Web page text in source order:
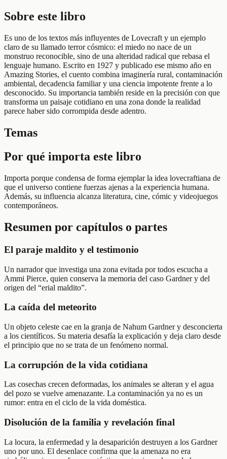
Sobre este libro
Es uno de los textos más influyentes de Lovecraft y un ejemplo
claro de su llamado terror cósmico: el miedo no nace de un
monstruo reconocible, sino de una alteridad radical que rebasa el
lenguaje humano. Escrito en 1927 y publicado ese mismo año en
Amazing Stories, el cuento combina imaginería rural, contaminación
ambiental, decadencia familiar y una ciencia impotente frente a lo
desconocido. Su importancia también reside en la precisión con que
transforma un paisaje cotidiano en una zona donde la realidad
parece haber sido corrompida desde adentro.
Temas
Por qué importa este libro
Importa porque condensa de forma ejemplar la idea lovecraftiana de
que el universo contiene fuerzas ajenas a la experiencia humana.
Además, su influencia alcanza literatura, cine, cómic y videojuegos
contemporáneos.
Resumen por capítulos o partes
El paraje maldito y el testimonio
Un narrador que investiga una zona evitada por todos escucha a
Ammi Pierce, quien conserva la memoria del caso Gardner y del
origen del “erial maldito”.
La caída del meteorito
Un objeto celeste cae en la granja de Nahum Gardner y desconcierta
a los científicos. Su materia desafía la explicación y deja claro desde
el principio que no se trata de un fenómeno normal.
La corrupción de la vida cotidiana
Las cosechas crecen deformadas, los animales se alteran y el agua
del pozo se vuelve amenazante. La contaminación ya no es un
rumor: entra en el ciclo de la vida doméstica.
Disolución de la familia y revelación final
La locura, la enfermedad y la desaparición destruyen a los Gardner
uno por uno. El desenlace confirma que la amenaza no era